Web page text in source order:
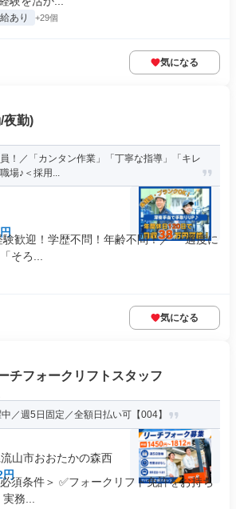
あり +29個
気になる
夜勤)
！／「カンタン作業」「丁寧な指導」「キレ
場♪＜採用...
歓迎！学歴不問！年齢不問！／ 「適度に
そろ...
気になる
チフォークリフトスタッフ
／週5日固定／全額日払い可【004】
山市おおたかの森西
円
須条件＞ ✅フォークリフト免許をお持ち
務...